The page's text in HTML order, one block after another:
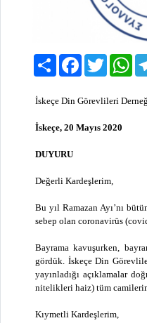
PaylaşFacebook
Twitter
İskeçe Din Görevlileri
İskeçe, 20 Mayıs 2020
DUYURU
Değerli Kardeşlerim,
Bu yıl Ramazan Ayı’nı
sebep olan coronavirüs
Bayrama kavuşurken,
gördük. İskeçe Din
yayınladığı açıklamalar
nitelikleri haiz) tüm
Kıymetli Kardeşlerim,